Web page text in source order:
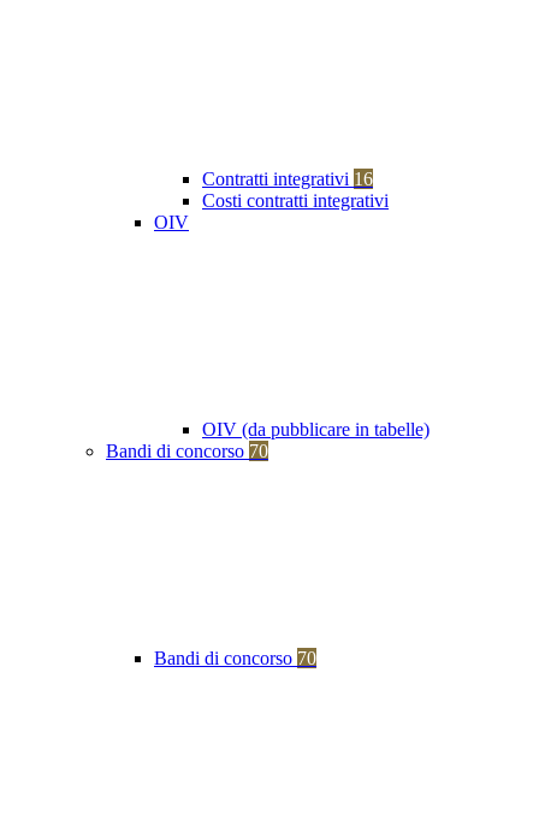
Contratti integrativi 16
Costi contratti integrativi
OIV
OIV (da pubblicare in tabelle)
Bandi di concorso 70
Bandi di concorso 70